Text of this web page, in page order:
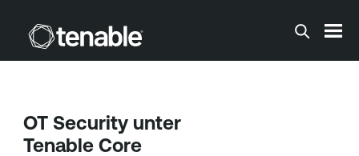
Zum Hauptinhalt springen
OT Securityunter
Tenable Core